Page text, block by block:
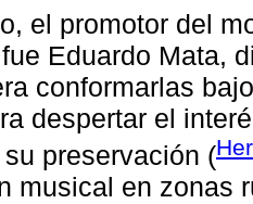
el promotor del
Eduardo Mata,
conformarlas
despertar el
preservación (
musical en zonas